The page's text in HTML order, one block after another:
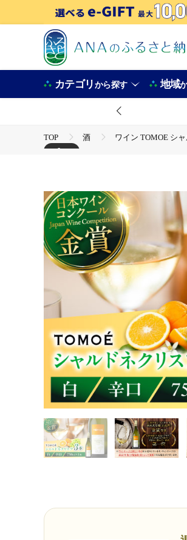
カテゴリから探す 地域
TOP 酒 ワイン TOMOE シ
+1